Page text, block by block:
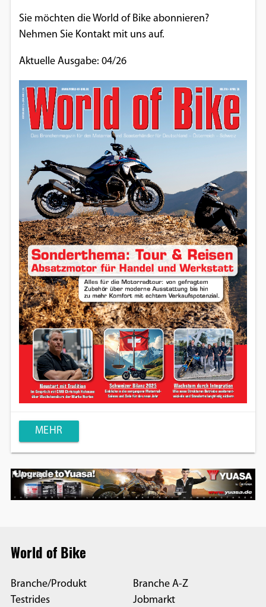
Sie möchten die World of Bike abonnieren?
Nehmen Sie Kontakt mit uns auf.
Aktuelle Ausgabe: 04/26
MEHR
Anzeige
World of Bike
Branche/Produkt
Testrides
Branche A-Z
Jobmarkt